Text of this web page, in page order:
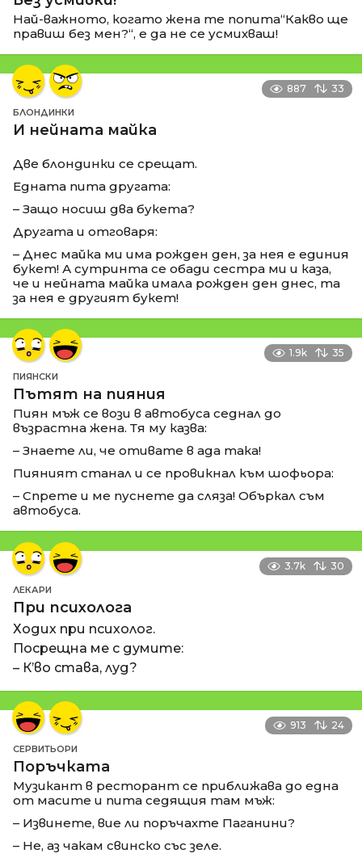
Най-важното, когато жена те попита“Какво ще
правиш без мен?“, е да не се усмихваш!
887 33
БЛОНДИНКИ
И нейната майка
Две блондинки се срещат.
Едната пита другата:
– Защо носиш два букета?
Другата и отговаря:
– Днес майка ми има рожден ден, за нея е единия
букет! А сутринта се обади сестра ми и каза,
че и нейната майка имала рожден ден днес, та
за нея е другият букет!
1.9k 35
ПИЯНСКИ
Пътят на пияния
Пиян мъж се вози в автобуса седнал до
възрастна жена. Тя му казва:
– Знаете ли, че отивате в ада така!
Пияният станал и се провикнал към шофьора:
– Спрете и ме пуснете да сляза! Объркал съм
автобуса.
3.7k 30
ЛЕКАРИ
При психолога
Ходих при психолог.
Посрещна ме с думите:
– К’во става, луд?
913 24
СЕРВИТЬОРИ
Поръчката
Музикант в ресторант се приближава до една
от масите и пита седящия там мъж:
– Извинете, вие ли поръчахте Паганини?
– Не, аз чакам свинско със зеле.